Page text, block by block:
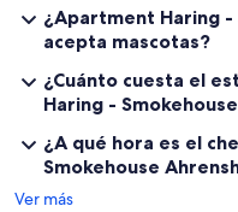
¿Apartment Haring -
acepta mascotas?
¿Cuánto cuesta el
Haring -
¿A qué hora es el
Smokehouse
Ver más